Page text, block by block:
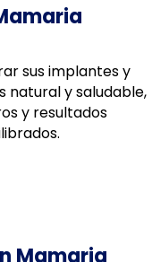
sus implantes y
natural y saludable,
y resultados
Mamaria